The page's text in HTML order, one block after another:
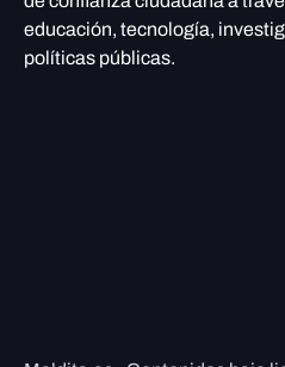
educación, tecnología,
políticas públicas.